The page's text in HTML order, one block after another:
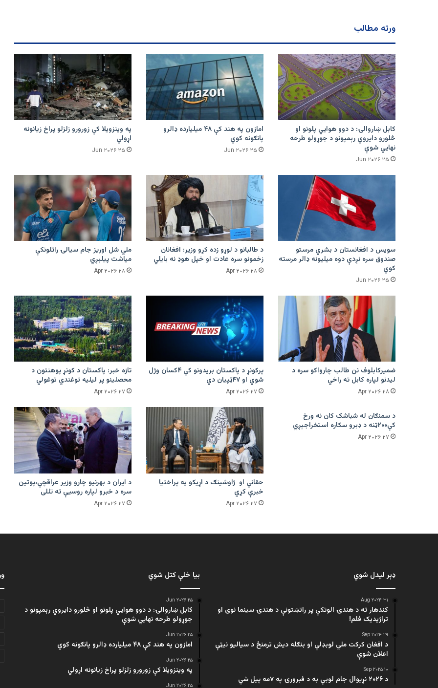
بریدونو
غوښتنه
کوي
ورته مطالب
کابل ښاروالۍ: د دوو هوايي پلونو او
څلورو دایروي رېمپونو د جوړولو طرحه
نهایي شوې
۲۵ Jun ۲۰۲۶
امازون په هند کې ۴۸ میلیارده ډالرو
پانګونه کوي
۲۵ Jun ۲۰۲۶
په وینزویلا کې زورورو زلزلو پراخ زیانونه
اړولي
۲۵ Jun ۲۰۲۶
سویس د افغانستان د بشري مرستو
صندوق سره نږدې دوه میلیونه ډالر مرسته
کوي
۲۵ Jun ۲۰۲۶
د طالبانو د لوړو زده کړو وزیر: افغانان
زخمونو سره عادت او خپل هوډ نه بایلي
۲۸ Apr ۲۰۲۶
ملي شل اوریز جام سیالۍ راتلونکې
میاشت پیلېږي
۲۸ Apr ۲۰۲۶
ضمیرکابلوف نن طالب چارواکو سره د
لیدنو لپاره کابل ته راځي
۲۸ Apr ۲۰۲۶
پرکونړ د پاکستان بریدونو کې ۴کسان وژل
شوي او ۴۷ټپیان دي
۲۷ Apr ۲۰۲۶
تازه خبر: پاکستان د کونړ پوهنتون د
محصلینو پر لیلیه توغندي توغولي
۲۷ Apr ۲۰۲۶
د سمنګان له شباشک کان نه ورځ
کې۲۰۰ټنه د ډبرو سکاره استخراجېږي
۲۷ Apr ۲۰۲۶
حقاني او ژاوشینګ د اړیکو په پراختیا
خبرې کړي
۲۷ Apr ۲۰۲۶
د ایران د بهرنیو چارو وزیر عراقچي،پوتین
سره د خبرو لپاره روسیې ته تللی
۲۷ Apr ۲۰۲۶
ډېر لیدل شوي
۳۱ Aug ۲۰۲۴
کندهار ته د هندۍ الوتکې پر راتښتونې د هندۍ سینما نوی او
تراژيديک فلم!
۲۹ Sep ۲۰۲۴
د افغان کرکت ملي لوبډلې او بنګله دیش ترمنځ د سیالیو نیټې
اعلان شوې
۱۰ Sep ۲۰۲۵
د ۲۰۲۶ نړیوال جام لوبې به د فبرورۍ په ۷مه پیل شي
بیا ځلې کتل شوي
۲۵ Jun ۲۰۲۶
کابل ښاروالۍ: د دوو هوايي پلونو او څلورو دایروي رېمپونو د
جوړولو طرحه نهایي شوې
۲۵ Jun ۲۰۲۶
امازون په هند کې ۴۸ میلیارده ډالرو پانګونه کوي
۲۵ Jun ۲۰۲۶
په وینزویلا کې زورورو زلزلو پراخ زیانونه اړولي
۲۵ Jun ۲۰۲۶